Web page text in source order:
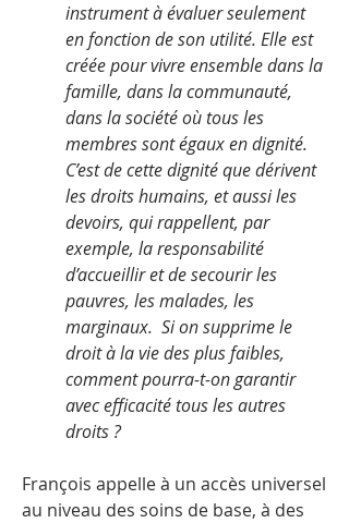
instrument à évaluer seulement
en fonction de son utilité. Elle est
créée pour vivre ensemble dans la
famille, dans la communauté,
dans la société où tous les
membres sont égaux en dignité.
C’est de cette dignité que dérivent
les droits humains, et aussi les
devoirs, qui rappellent, par
exemple, la responsabilité
d’accueillir et de secourir les
pauvres, les malades, les
marginaux. Si on supprime le
droit à la vie des plus faibles,
comment pourra-t-on garantir
avec efficacité tous les autres
droits ?
François appelle à un accès universel
au niveau des soins de base, à des